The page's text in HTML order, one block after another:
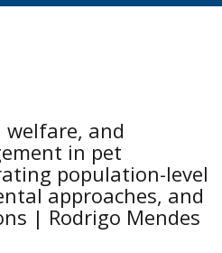
and
in pet
population-level
approaches, and
| Rodrigo Mendes